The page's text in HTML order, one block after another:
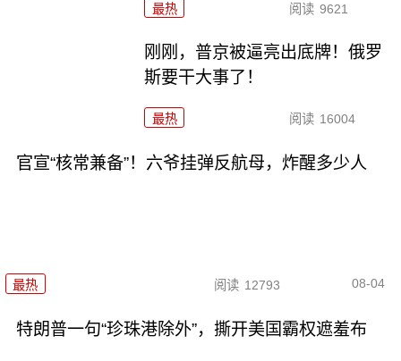
最热 阅读 9621
刚刚，普京被逼亮出底牌！俄罗
斯要干大事了！
最热 阅读 16004
官宣“核常兼备”！六爷挂弹反航母，炸醒多少人
最热 阅读 12793 08-04
特朗普一句“珍珠港除外”，撕开美国霸权遮羞布